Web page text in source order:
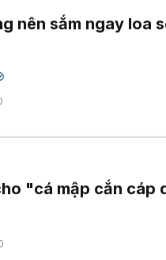
nên sắm ngay loa
"cá mập cắn cáp